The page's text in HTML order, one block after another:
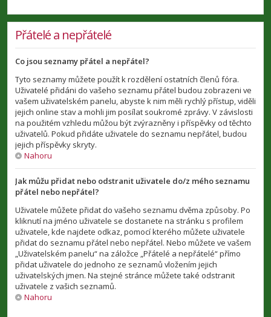
Přátelé a nepřátelé
Co jsou seznamy přátel a nepřátel?
Tyto seznamy můžete použít k rozdělení ostatních členů fóra.
Uživatelé přidáni do vašeho seznamu přátel budou zobrazeni ve
vašem uživatelském panelu, abyste k nim měli rychlý přístup, viděli
jejich online stav a mohli jim posílat soukromé zprávy. V závislosti
na použitém vzhledu můžou být zvýrazněny i příspěvky od těchto
uživatelů. Pokud přidáte uživatele do seznamu nepřátel, budou
jejich příspěvky skryty.
Nahoru
Jak můžu přidat nebo odstranit uživatele do/z mého seznamu
přátel nebo nepřátel?
Uživatele můžete přidat do vašeho seznamu dvěma způsoby. Po
kliknutí na jméno uživatele se dostanete na stránku s profilem
uživatele, kde najdete odkaz, pomocí kterého můžete uživatele
přidat do seznamu přátel nebo nepřátel. Nebo můžete ve vašem
„Uživatelském panelu“ na záložce „Přátelé a nepřátelé“ přímo
přidat uživatele do jednoho ze seznamů vložením jejich
uživatelských jmen. Na stejné stránce můžete také odstranit
uživatele z vašich seznamů.
Nahoru